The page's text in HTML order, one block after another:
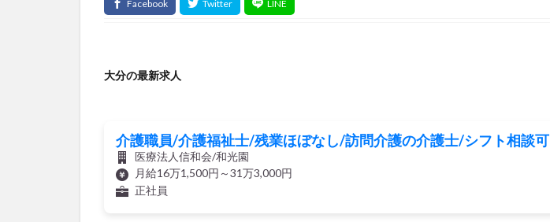
大分の最新求人
介護職員/介護福祉士/残業ほぼなし/訪問介護の介護士/シフト相談可
医療法人信和会/和光園
月給16万1,500円～31万3,000円
正社員